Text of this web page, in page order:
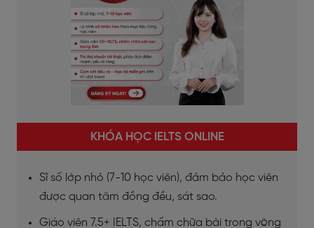
KHÓA HỌC IELTS ONLINE
Sĩ số lớp nhỏ (7-10 học viên), đảm bảo học viên
được quan tâm đồng đều, sát sao.
Giáo viên 7.5+ IELTS, chấm chữa bài trong vòng